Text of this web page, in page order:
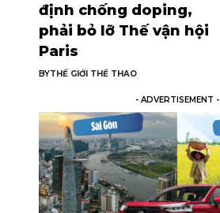
định chống doping,
phải bỏ lỡ Thế vận hội
Paris
BYTHẾ GIỚI THỂ THAO
- ADVERTISEMENT -